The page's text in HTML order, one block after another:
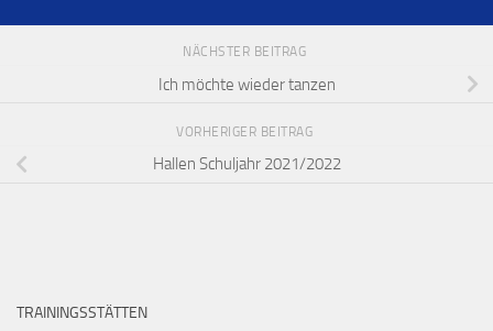
NÄCHSTER BEITRAG
Ich möchte wieder tanzen
VORHERIGER BEITRAG
Hallen Schuljahr 2021/2022
TRAININGSSTÄTTEN